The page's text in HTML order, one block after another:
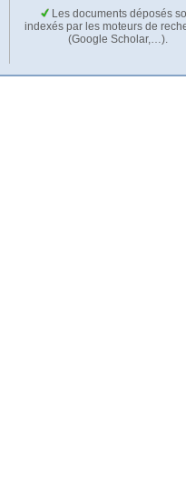
Les documents déposés
indexés par les moteurs de
(Google Scholar,…).